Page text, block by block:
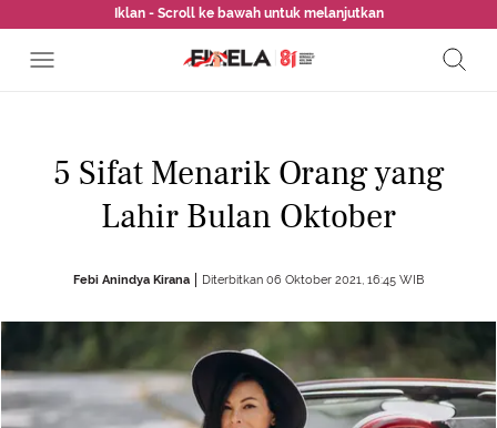
Iklan - Scroll ke bawah untuk melanjutkan
5 Sifat Menarik Orang yang
Lahir Bulan Oktober
Febi Anindya Kirana Diterbitkan 06 Oktober 2021, 16:45 WIB